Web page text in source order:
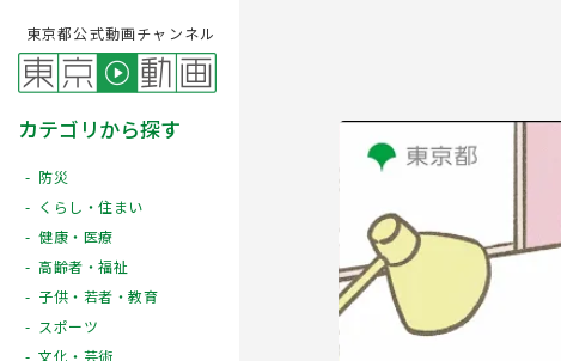
東京都公式動画チャンネル
カテゴリから探す
防災
くらし・住まい
健康・医療
高齢者・福祉
子供・若者・教育
スポーツ
文化・芸術